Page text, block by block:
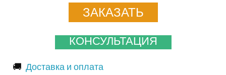
ЗАКАЗАТЬ
КОНСУЛЬТАЦИЯ
🚚 Доставка и оплата